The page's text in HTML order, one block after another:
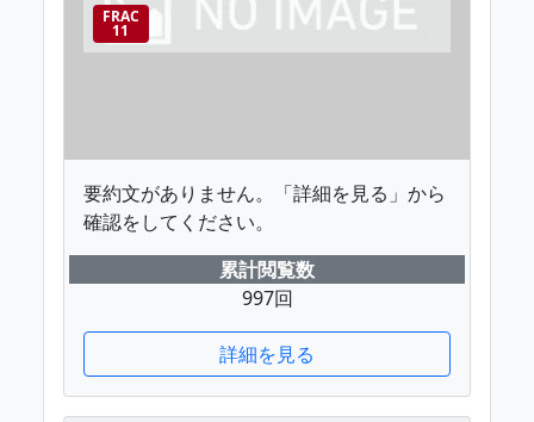
FRAC
11
要約文がありません。「詳細を見る」から
確認をしてください。
累計閲覧数
997回
詳細を見る